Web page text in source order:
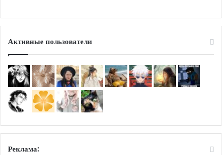
Активные пользователи
Реклама: